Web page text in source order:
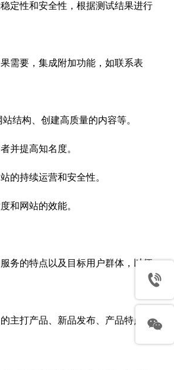
定性和安全性，根据测试结果进行
需要，集成附加功能，如联系表
结构、创建高质量的内容等。
并提高知名度。
的持续运营和安全性。
和网站的效能。
务的特点以及目标用户群体，以便
主打产品、新品发布、产品特点等